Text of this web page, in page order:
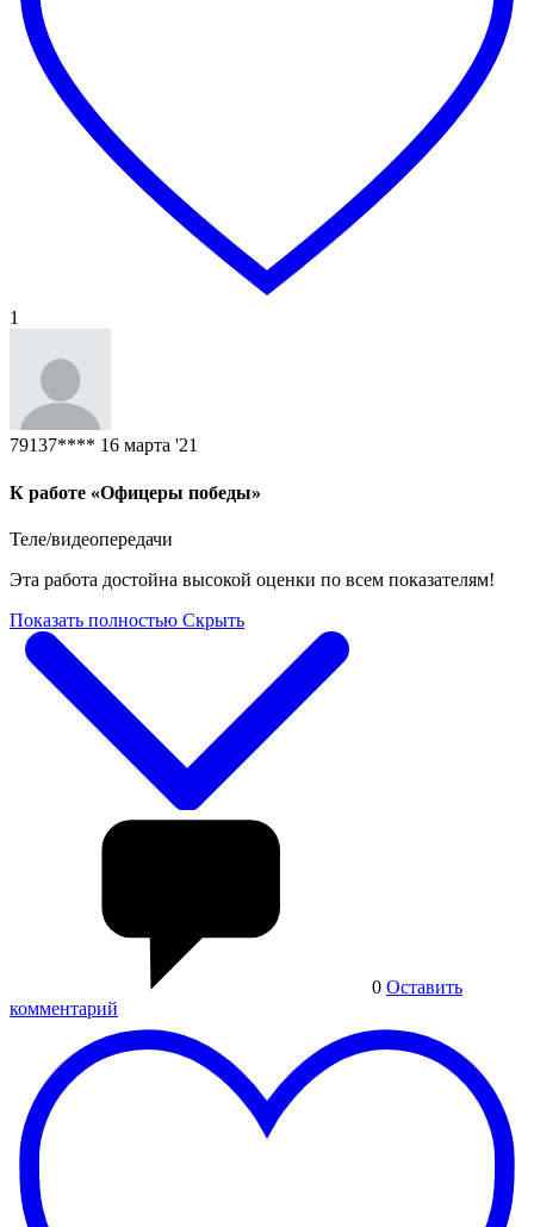
1
79137**** 16 марта '21
К работе «Офицеры победы»
Теле/видеопередачи
Эта работа достойна высокой оценки по всем показателям!
Показать полностью Скрыть
0 Оставить
комментарий